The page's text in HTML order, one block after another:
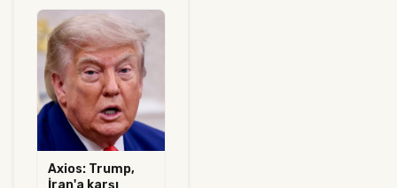
Axios: Trump,